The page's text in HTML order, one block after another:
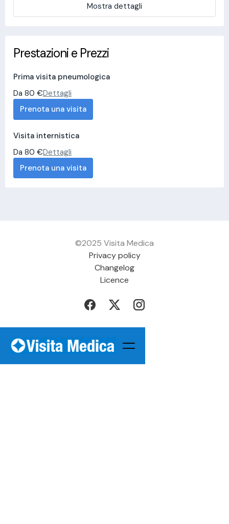
Mostra dettagli
Prestazioni e Prezzi
Prima visita pneumologica
Da 80 €Dettagli
Prenota una visita
Visita internistica
Da 80 €Dettagli
Prenota una visita
©2025 Visita Medica
Privacy policy
Changelog
Licence